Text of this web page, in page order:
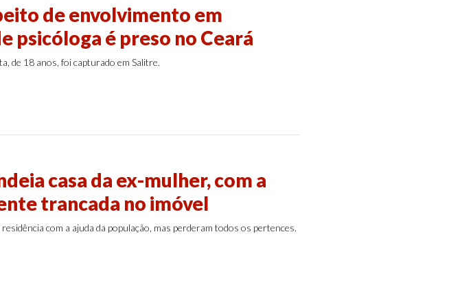
de envolvimento em
psicóloga é preso no Ceará
de 18 anos, foi capturado em Salitre.
casa da ex-mulher, com a
trancada no imóvel
com a ajuda da população, mas perderam todos os pertences.